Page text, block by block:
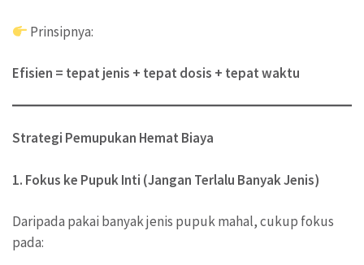
Prinsipnya:
Efisien = tepat jenis + tepat dosis + tepat waktu
Strategi Pemupukan Hemat Biaya
1. Fokus ke Pupuk Inti (Jangan Terlalu Banyak Jenis)
Daripada pakai banyak jenis pupuk mahal, cukup fokus
pada: